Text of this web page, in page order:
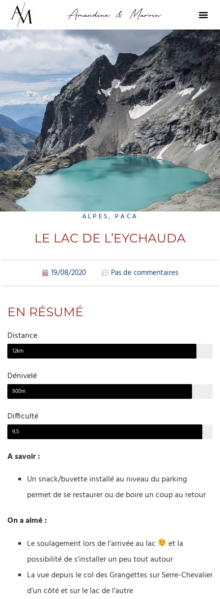
ALPES, PACA
LE LAC DE L’EYCHAUDA
19/08/2020 Pas de commentaires
EN RÉSUMÉ
Distance
12km
Dénivelé
900m
Difficulté
9,5
A savoir :
Un snack/buvette installé au niveau du parking
permet de se restaurer ou de boire un coup au retour
On a aimé :
Le soulagement lors de l’arrivée au lac
et la
possibilité de s’installer un peu tout autour
La vue depuis le col des Grangettes sur Serre-Chevalier
d’un côté et sur le lac de l’autre